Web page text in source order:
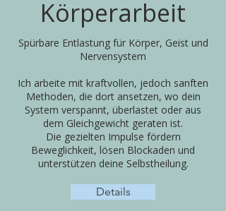
Körperarbeit
Spürbare Entlastung für Körper, Geist und
Nervensystem
Ich arbeite mit kraftvollen, jedoch sanften
Methoden, die dort ansetzen, wo dein
System verspannt, überlastet oder aus
dem Gleichgewicht geraten ist.
Die gezielten Impulse fördern
Beweglichkeit, lösen Blockaden und
unterstützen deine Selbstheilung.
Details